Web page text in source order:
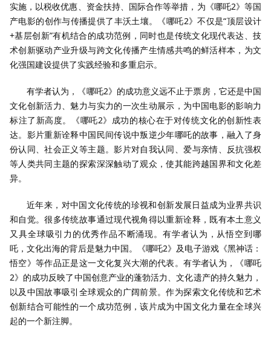
实施，以税收优惠、资金扶持、国际合作等举措，为《哪吒2》等国
产电影的创作与传播提供了丰沃土壤。《哪吒2》不仅是“顶层设计
+基层创新”有机结合的成功范例，同时也是传统文化现代表达、技
术创新驱动产业升级与跨文化传播产生情感共鸣的鲜活样本，为文
化强国建设提供了实践经验和多重启示。
有学者认为，《哪吒2》的成功意义远不止于票房，它还是中国
文化创新活力、魅力与实力的一次生动展示，为中国电影的影响力
标注了新高度。《哪吒2》成功的核心在于对传统文化的创新性表
达。影片重新诠释中国民间传说中叛逆少年哪吒的故事，融入了身
份认同、社会正义等主题。影片对自我认同、爱与亲情、反抗强权
等人类共同主题的探索深深触动了观众，使其能跨越国界和文化差
异。
近年来，对中国文化传统的珍视和创新发展日益成为业界共识
和自觉。很多传统故事通过现代视角得以重新诠释，既有本土意义
又具全球吸引力的优秀作品不断涌现。有学者认为，从悟空到哪
吒，文化出海的背后是魅力中国。《哪吒2》及电子游戏《黑神话：
悟空》等作品正是这一文化复兴大潮的代表。有学者认为，《哪吒
2》的成功反映了中国创意产业的蓬勃活力、文化遗产的持久魅力，
以及中国故事吸引全球观众的广阔前景。作为探索文化传统和艺术
创新结合可能性的一个成功范例，该片成为中国文化力量在全球兴
起的一个新注脚。